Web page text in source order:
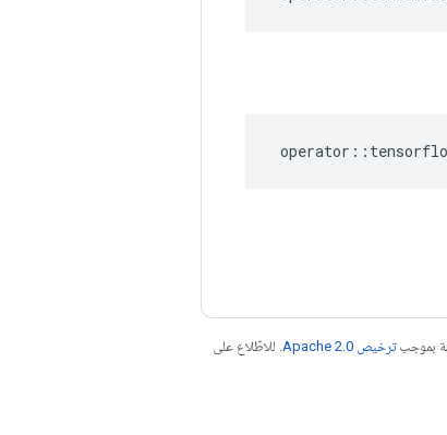
operator ::
بموجبترخيص Apache 2.0‏
. للاطّلاع على